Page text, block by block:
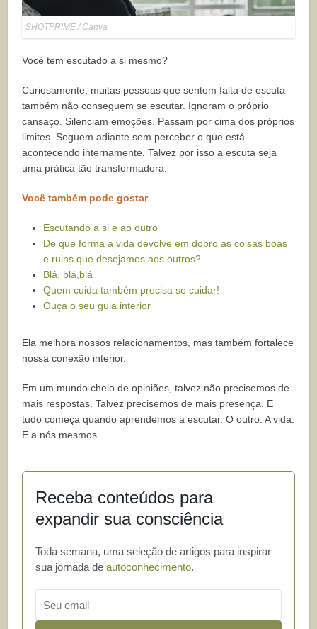
SHOTPRIME / Canva
Você tem escutado a si mesmo?
Curiosamente, muitas pessoas que sentem falta de escuta
também não conseguem se escutar. Ignoram o próprio
cansaço. Silenciam emoções. Passam por cima dos próprios
limites. Seguem adiante sem perceber o que está
acontecendo internamente. Talvez por isso a escuta seja
uma prática tão transformadora.
Você também pode gostar
Escutando a si e ao outro
De que forma a vida devolve em dobro as coisas boas
e ruins que desejamos aos outros?
Blá, blá,blá
Quem cuida também precisa se cuidar!
Ouça o seu guia interior
Ela melhora nossos relacionamentos, mas também fortalece
nossa conexão interior.
Em um mundo cheio de opiniões, talvez não precisemos de
mais respostas. Talvez precisemos de mais presença. E
tudo começa quando aprendemos a escutar. O outro. A vida.
E a nós mesmos.
Receba conteúdos para
expandir sua consciência
Toda semana, uma seleção de artigos para inspirar
sua jornada deautoconhecimento.